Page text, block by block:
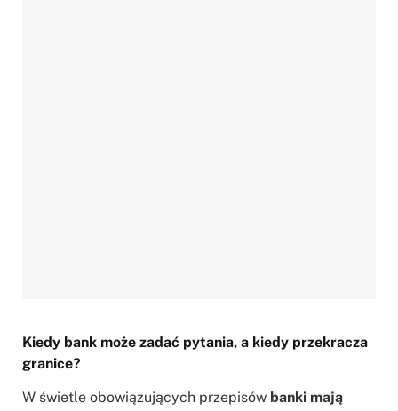
Kiedy bank może zadać pytania, a kiedy przekracza
granice?
W świetle obowiązujących przepisów banki mają